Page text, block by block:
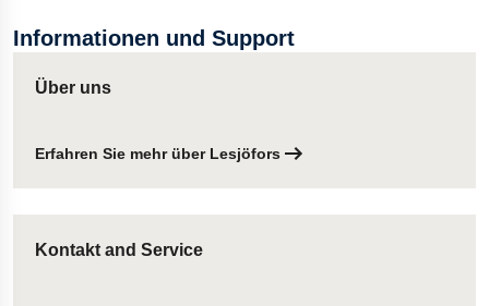
Informationen und Support
Über uns
Erfahren Sie mehr über Lesjöfors
Kontakt and Service